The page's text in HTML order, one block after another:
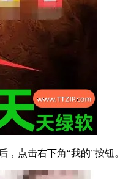
，点击右下角“我的”按钮。